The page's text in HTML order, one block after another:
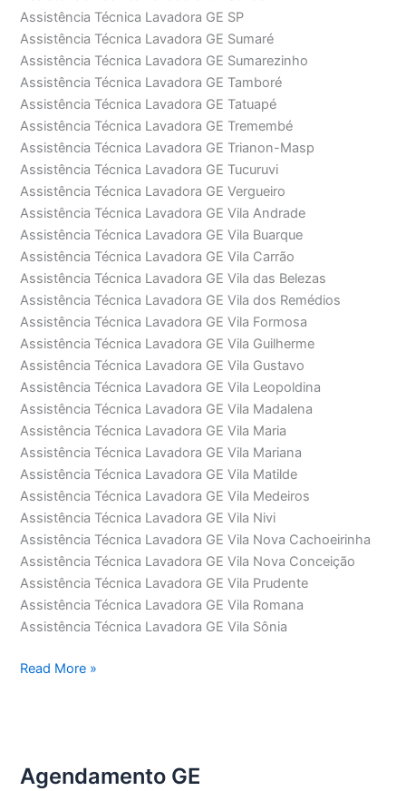
Assistência Técnica Lavadora GE SP
Assistência Técnica Lavadora GE Sumaré
Assistência Técnica Lavadora GE Sumarezinho
Assistência Técnica Lavadora GE Tamboré
Assistência Técnica Lavadora GE Tatuapé
Assistência Técnica Lavadora GE Tremembé
Assistência Técnica Lavadora GE Trianon-Masp
Assistência Técnica Lavadora GE Tucuruvi
Assistência Técnica Lavadora GE Vergueiro
Assistência Técnica Lavadora GE Vila Andrade
Assistência Técnica Lavadora GE Vila Buarque
Assistência Técnica Lavadora GE Vila Carrão
Assistência Técnica Lavadora GE Vila das Belezas
Assistência Técnica Lavadora GE Vila dos Remédios
Assistência Técnica Lavadora GE Vila Formosa
Assistência Técnica Lavadora GE Vila Guilherme
Assistência Técnica Lavadora GE Vila Gustavo
Assistência Técnica Lavadora GE Vila Leopoldina
Assistência Técnica Lavadora GE Vila Madalena
Assistência Técnica Lavadora GE Vila Maria
Assistência Técnica Lavadora GE Vila Mariana
Assistência Técnica Lavadora GE Vila Matilde
Assistência Técnica Lavadora GE Vila Medeiros
Assistência Técnica Lavadora GE Vila Nivi
Assistência Técnica Lavadora GE Vila Nova Cachoeirinha
Assistência Técnica Lavadora GE Vila Nova Conceição
Assistência Técnica Lavadora GE Vila Prudente
Assistência Técnica Lavadora GE Vila Romana
Assistência Técnica Lavadora GE Vila Sônia
Assistência
Read More »
Agendamento GE